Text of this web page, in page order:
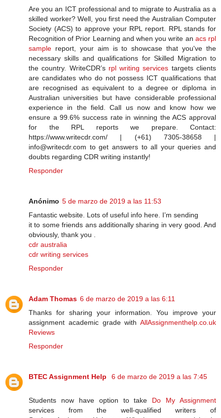
Are you an ICT professional and to migrate to Australia as a
skilled worker? Well, you first need the Australian Computer
Society (ACS) to approve your RPL report. RPL stands for
Recognition of Prior Learning and when you write an acs rpl
sample report, your aim is to showcase that you've the
necessary skills and qualifications for Skilled Migration to
the country. WriteCDR’s rpl writing services targets clients
are candidates who do not possess ICT qualifications that
are recognised as equivalent to a degree or diploma in
Australian universities but have considerable professional
experience in the field. Call us now and know how we
ensure a 99.6% success rate in winning the ACS approval
for the RPL reports we prepare. Contact:
https://www.writecdr.com/ | (+61) 7305-38658 |
info@writecdr.com to get answers to all your queries and
doubts regarding CDR writing instantly!
Responder
Anónimo 5 de marzo de 2019 a las 11:53
Fantastic website. Lots of useful info here. I’m sending
it to some friends ans additionally sharing in very good. And
obviously, thank you .
cdr australia
cdr writing services
Responder
Adam Thomas 6 de marzo de 2019 a las 6:11
Thanks for sharing your information. You improve your
assignment academic grade with AllAssignmenthelp.co.uk
Reviews
Responder
BTEC Assignment Help 6 de marzo de 2019 a las 7:45
Students now have option to take Do My Assignment
services from the well-qualified writers of